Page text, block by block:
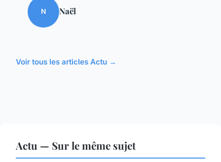
N Naël
Voir tous les articles Actu →
Actu — Sur le même sujet